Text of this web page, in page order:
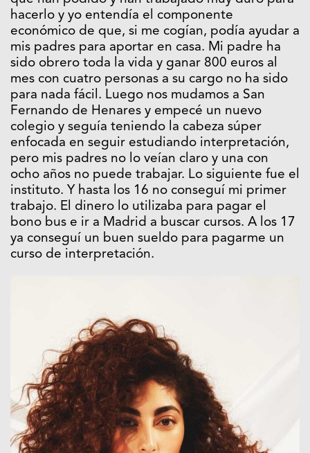
hacerlo y yo entendía el componente
económico de que, si me cogían, podía ayudar a
mis padres para aportar en casa. Mi padre ha
sido obrero toda la vida y ganar 800 euros al
mes con cuatro personas a su cargo no ha sido
para nada fácil. Luego nos mudamos a San
Fernando de Henares y empecé un nuevo
colegio y seguía teniendo la cabeza súper
enfocada en seguir estudiando interpretación,
pero mis padres no lo veían claro y una con
ocho años no puede trabajar. Lo siguiente fue el
instituto. Y hasta los 16 no conseguí mi primer
trabajo. El dinero lo utilizaba para pagar el
bono bus e ir a Madrid a buscar cursos. A los 17
ya conseguí un buen sueldo para pagarme un
curso de interpretación.